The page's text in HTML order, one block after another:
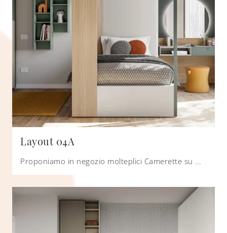
Layout 04A
Proponiamo in negozio molteplici Camerette su misura design per ragazzi del brand, ideali per accompagnarli durante il loro sviluppo.